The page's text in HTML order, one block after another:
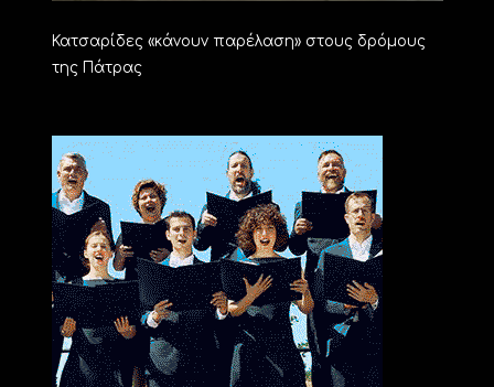
Κατσαρίδες «κάνουν παρέλαση» στους δρόμους
της Πάτρας